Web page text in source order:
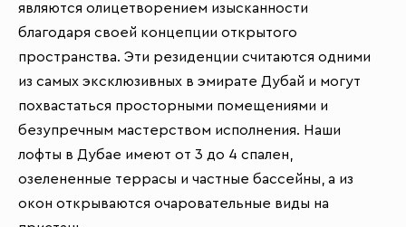
являются олицетворением изысканности
благодаря своей концепции открытого
пространства. Эти резиденции считаются одними
из самых эксклюзивных в эмирате Дубай и могут
похвастаться просторными помещениями и
безупречным мастерством исполнения. Наши
лофты в Дубае имеют от 3 до 4 спален,
озелененные террасы и частные бассейны, а из
окон открываются очаровательные виды на